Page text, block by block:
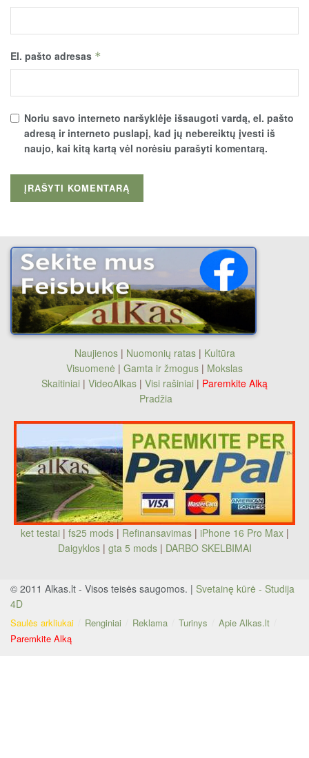
El. pašto adresas *
Noriu savo interneto naršyklėje išsaugoti vardą, el. pašto
adresą ir interneto puslapį, kad jų nebereiktų įvesti iš
naujo, kai kitą kartą vėl norėsiu parašyti komentarą.
Naujienos| Nuomonių ratas| Kultūra
Visuomenė | Gamta ir žmogus | Mokslas
Skaitiniai | VideoAlkas | Visi rašiniai | Paremkite Alką
Pradžia
ket testai | fs25 mods| Refinansavimas| iPhone 16 Pro Max|
Daigyklos| gta 5 mods | DARBO SKELBIMAI
© 2011 Alkas.lt - Visos teisės saugomos. | Svetainę kūrė - Studija
4D
Saulės arkliukai Renginiai Reklama Turinys
Apie Alkas.lt
Paremkite Alką